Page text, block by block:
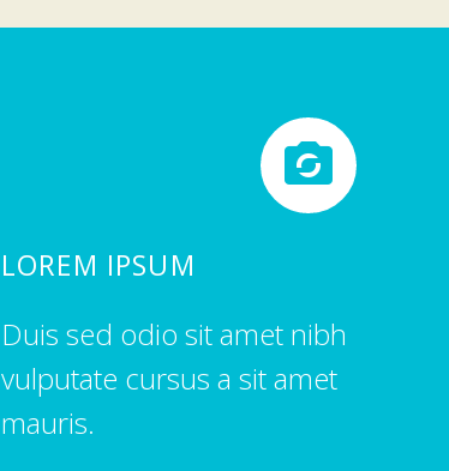


LOREM IPSUM
Duis sed odio sit amet nibh
vulputate cursus a sit amet
mauris.